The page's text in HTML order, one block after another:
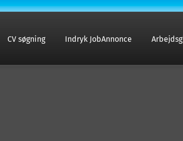
CV søgning Indryk JobAnnonce